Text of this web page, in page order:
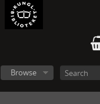
Browse